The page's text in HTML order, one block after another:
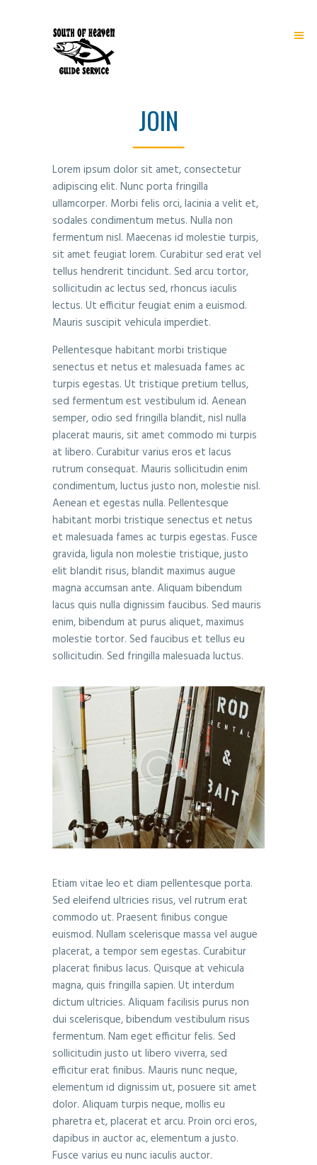
JOIN
Lorem ipsum dolor sit amet, consectetur
adipiscing elit. Nunc porta fringilla
ullamcorper. Morbi felis orci, lacinia a velit et,
sodales condimentum metus. Nulla non
fermentum nisl. Maecenas id molestie turpis,
sit amet feugiat lorem. Curabitur sed erat vel
tellus hendrerit tincidunt. Sed arcu tortor,
sollicitudin ac lectus sed, rhoncus iaculis
lectus. Ut efficitur feugiat enim a euismod.
Mauris suscipit vehicula imperdiet.
Pellentesque habitant morbi tristique
senectus et netus et malesuada fames ac
turpis egestas. Ut tristique pretium tellus,
sed fermentum est vestibulum id. Aenean
semper, odio sed fringilla blandit, nisl nulla
placerat mauris, sit amet commodo mi turpis
at libero. Curabitur varius eros et lacus
rutrum consequat. Mauris sollicitudin enim
condimentum, luctus justo non, molestie nisl.
Aenean et egestas nulla. Pellentesque
habitant morbi tristique senectus et netus
et malesuada fames ac turpis egestas. Fusce
gravida, ligula non molestie tristique, justo
elit blandit risus, blandit maximus augue
magna accumsan ante. Aliquam bibendum
lacus quis nulla dignissim faucibus. Sed mauris
enim, bibendum at purus aliquet, maximus
molestie tortor. Sed faucibus et tellus eu
sollicitudin. Sed fringilla malesuada luctus.
Etiam vitae leo et diam pellentesque porta.
Sed eleifend ultricies risus, vel rutrum erat
commodo ut. Praesent finibus congue
euismod. Nullam scelerisque massa vel augue
placerat, a tempor sem egestas. Curabitur
placerat finibus lacus. Quisque at vehicula
magna, quis fringilla sapien. Ut interdum
dictum ultricies. Aliquam facilisis purus non
dui scelerisque, bibendum vestibulum risus
fermentum. Nam eget efficitur felis. Sed
sollicitudin justo ut libero viverra, sed
efficitur erat finibus. Mauris nunc neque,
elementum id dignissim ut, posuere sit amet
dolor. Aliquam turpis neque, mollis eu
pharetra et, placerat et arcu. Proin orci eros,
dapibus in auctor ac, elementum a justo.
Fusce varius eu nunc iaculis auctor.